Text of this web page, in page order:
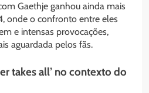
Gaethje ganhou ainda mais
onde o confronto entre eles
e intensas provocações,
aguardada pelos fãs.
takes all’ no contexto do